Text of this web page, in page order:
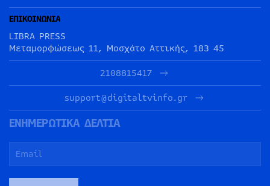
ΕΠΙΚΟΙΝΩΝΙΑ
LIBRA PRESS
Μεταμορφώσεως 11, Μοσχάτο Αττικής, 183 45
2108815417
support@digitaltvinfo.gr
ΕΝΗΜΕΡΩΤΙΚΑ ΔΕΛΤΙΑ